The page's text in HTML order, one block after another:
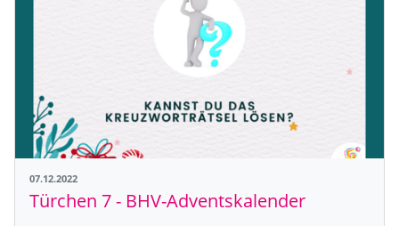
07.12.2022
Türchen 7 - BHV-Adventskalender